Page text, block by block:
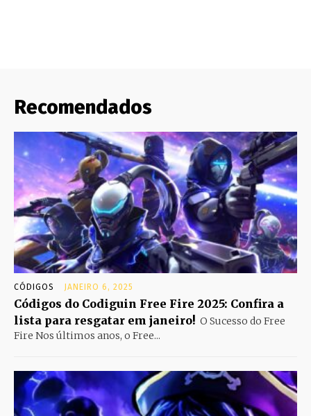
Recomendados
CÓDIGOS JANEIRO 6, 2025
Códigos do Codiguin Free Fire 2025: Confira a
lista para resgatar em janeiro! O Sucesso do Free
Fire Nos últimos anos, o Free...